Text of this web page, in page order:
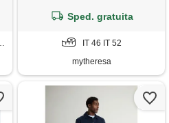
Sped. gratuita
IT 46 IT 52
mytheresa